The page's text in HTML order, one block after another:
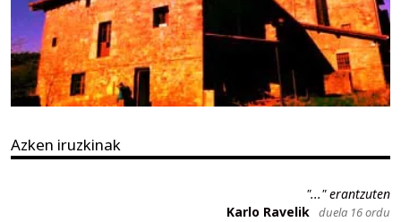
Azken iruzkinak
"..." erantzuten
Karlo Ravelik duela 16 ordu